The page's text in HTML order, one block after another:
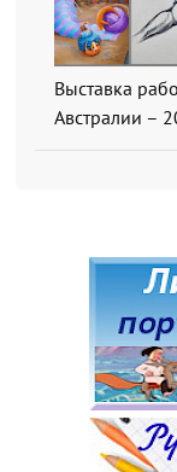
Выставка
Австралии –